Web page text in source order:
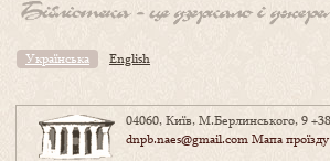
Українська English
04060, Київ, М.Берлинського, 9
dnpb.naes@gmail.comМапа проїзду